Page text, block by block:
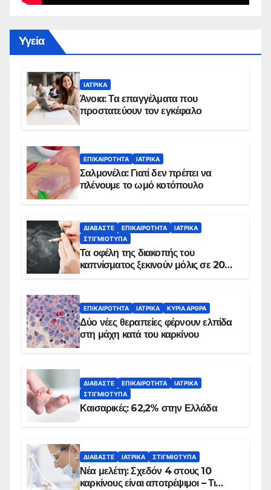
Yγεία
ΙΑΤΡΙΚΆ
Άνοια: Τα επαγγέλματα που
προστατεύουν τον εγκέφαλο
ΕΠΙΚΑΙΡΌΤΗΤΑ ΙΑΤΡΙΚΆ
Σαλμονέλα: Γιατί δεν πρέπει να
πλένουμε το ωμό κοτόπουλο
ΔΙΑΒΆΣΤΕ ΕΠΙΚΑΙΡΌΤΗΤΑ
ΙΑΤΡΙΚΆ
ΣΤΙΓΜΙΌΤΥΠΑ
Τα οφέλη της διακοπής του
καπνίσματος ξεκινούν μόλις σε 20
ΕΠΙΚΑΙΡΌΤΗΤΑ ΙΑΤΡΙΚΆ ΚΥΡΙΑ ΑΡΘΡΑ
Δύο νέες θεραπείες φέρνουν ελπίδα
στη μάχη κατά του καρκίνου
ΔΙΑΒΆΣΤΕ ΕΠΙΚΑΙΡΌΤΗΤΑ
ΙΑΤΡΙΚΆ
ΣΤΙΓΜΙΌΤΥΠΑ
Καισαρικές: 62,2% στην Ελλάδα
ΔΙΑΒΆΣΤΕ ΙΑΤΡΙΚΆ ΣΤΙΓΜΙΌΤΥΠΑ
Νέα μελέτη: Σχεδόν 4 στους 10
καρκίνους είναι αποτρέψιμοι – Τι